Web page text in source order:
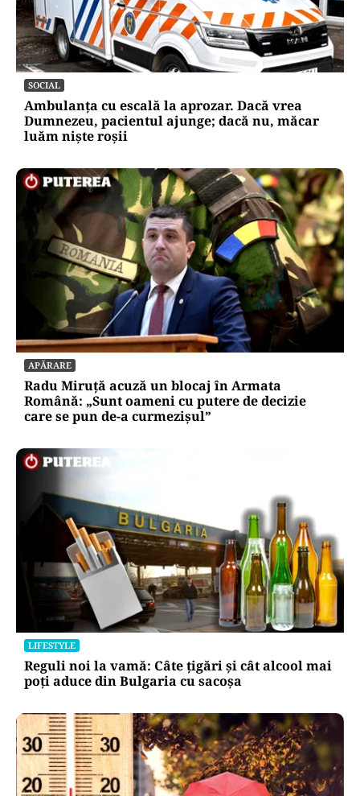
SOCIAL
Ambulanța cu escală la aprozar. Dacă vrea
Dumnezeu, pacientul ajunge; dacă nu, măcar
luăm niște roșii
APĂRARE
Radu Miruță acuză un blocaj în Armata
Română: „Sunt oameni cu putere de decizie
care se pun de-a curmezișul”
LIFESTYLE
Reguli noi la vamă: Câte țigări și cât alcool mai
poți aduce din Bulgaria cu sacoșa